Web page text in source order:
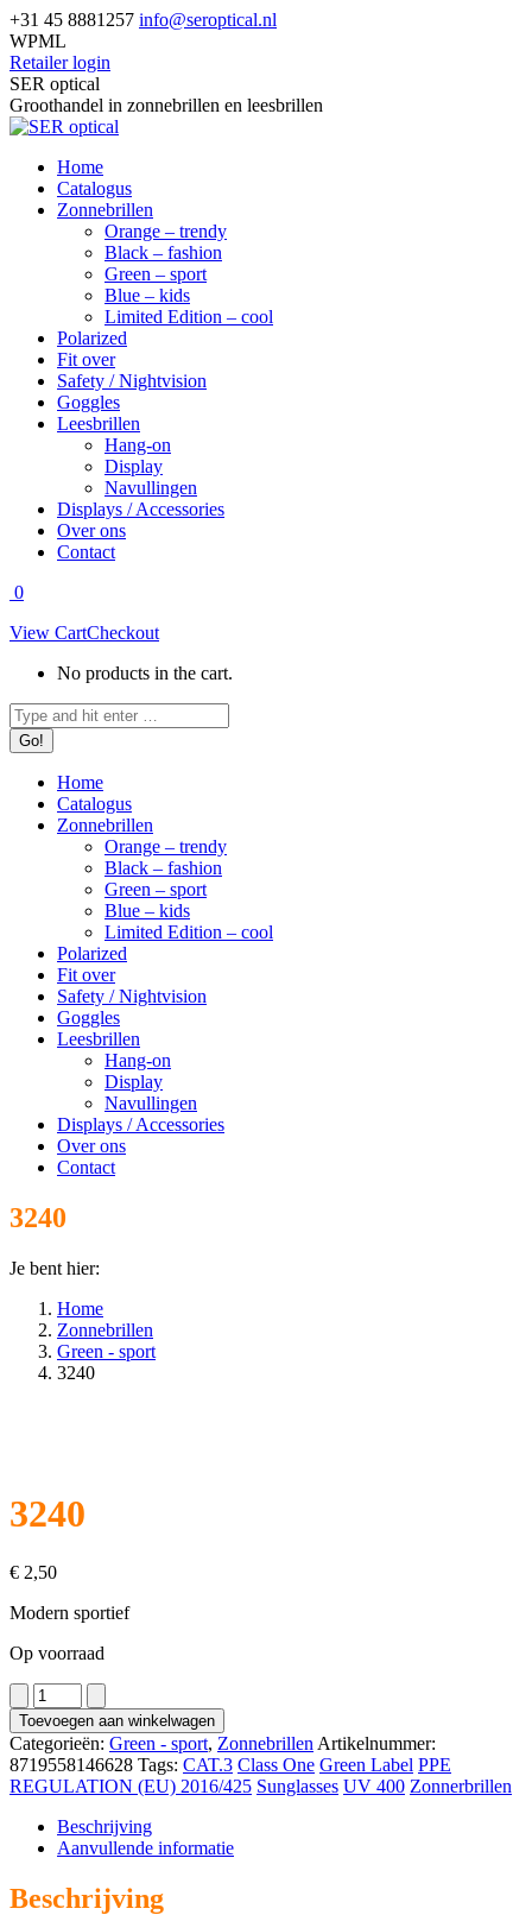
Skip
to
content
+31 45 8881257 info@seroptical.nl
WPML
Retailer login
Facebook
page
opens
new
window
SER optical
Groothandel in zonnebrillen en leesbrillen
Home
Catalogus
Zonnebrillen
Orange – trendy
Black – fashion
Green – sport
Blue – kids
Limited Edition – cool
Polarized
Fit over
Safety / Nightvision
Goggles
Leesbrillen
Hang-on
Display
Navullingen
Displays / Accessories
Over ons
Contact
0
View CartCheckout
No products in the cart.
Search:
Home
Catalogus
Zonnebrillen
Orange – trendy
Black – fashion
Green – sport
Blue – kids
Limited Edition – cool
Polarized
Fit over
Safety / Nightvision
Goggles
Leesbrillen
Hang-on
Display
Navullingen
Displays / Accessories
Over ons
Contact
3240
Je bent hier:
Home
Zonnebrillen
Green - sport
3240
3240
€ 2,50
Modern sportief
Op voorraad
3240
aantal
Toevoegen aan winkelwagen
Categorieën: Green - sport, Zonnebrillen Artikelnummer:
8719558146628 Tags: CAT.3 Class One Green Label PPE
REGULATION (EU) 2016/425 Sunglasses UV 400 Zonnerbrillen
Beschrijving
Aanvullende informatie
Beschrijving